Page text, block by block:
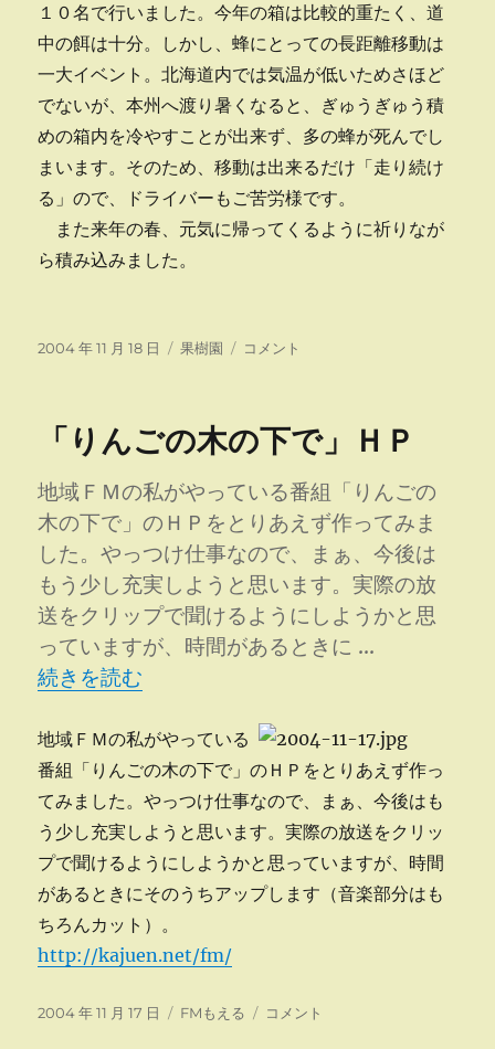
１０名で行いました。今年の箱は比較的重たく、道
中の餌は十分。しかし、蜂にとっての長距離移動は
一大イベント。北海道内では気温が低いためさほど
でないが、本州へ渡り暑くなると、ぎゅうぎゅう積
めの箱内を冷やすことが出来ず、多の蜂が死んでし
まいます。そのため、移動は出来るだけ「走り続け
る」ので、ドライバーもご苦労様です。
また来年の春、元気に帰ってくるように祈りなが
ら積み込みました。
投
2004 年 11 月 18 日
カ
ー
果樹園
ミ
帰
に
コメント
「りんごの木の下で」ＨＰ
地域ＦＭの私がやっている番組「りんごの
木の下で」のＨＰをとりあえず作ってみま
した。やっつけ仕事なので、まぁ、今後は
もう少し充実しようと思います。実際の放
送をクリップで聞けるようにしようかと思
っていますが、時間があるときに …
“「りんごの木の下で」ＨＰ” の
続きを読む
地域ＦＭの私がやっている
番組「りんごの木の下で」のＨＰをとりあえず作っ
てみました。やっつけ仕事なので、まぁ、今後はも
う少し充実しようと思います。実際の放送をクリッ
プで聞けるようにしようかと思っていますが、時間
があるときにそのうちアップします（音楽部分はも
ちろんカット）。
http://kajuen.net/fm/
投
2004 年 11 月 17 日
カ
FMもえる
「り
コメント